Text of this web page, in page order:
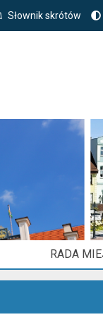
Słownik skrótów
RADA